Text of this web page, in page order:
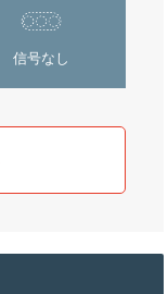
信号なし